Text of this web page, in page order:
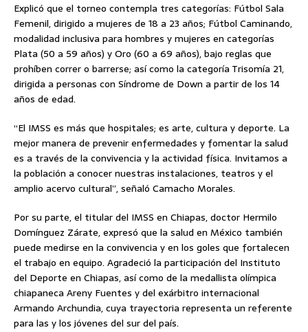
Explicó que el torneo contempla tres categorías: Fútbol Sala
Femenil, dirigido a mujeres de 18 a 23 años; Fútbol Caminando,
modalidad inclusiva para hombres y mujeres en categorías
Plata (50 a 59 años) y Oro (60 a 69 años), bajo reglas que
prohíben correr o barrerse; así como la categoría Trisomía 21,
dirigida a personas con Síndrome de Down a partir de los 14
años de edad.
“El IMSS es más que hospitales; es arte, cultura y deporte. La
mejor manera de prevenir enfermedades y fomentar la salud
es a través de la convivencia y la actividad física. Invitamos a
la población a conocer nuestras instalaciones, teatros y el
amplio acervo cultural”, señaló Camacho Morales.
Por su parte, el titular del IMSS en Chiapas, doctor Hermilo
Domínguez Zárate, expresó que la salud en México también
puede medirse en la convivencia y en los goles que fortalecen
el trabajo en equipo. Agradeció la participación del Instituto
del Deporte en Chiapas, así como de la medallista olímpica
chiapaneca Areny Fuentes y del exárbitro internacional
Armando Archundia, cuya trayectoria representa un referente
para las y los jóvenes del sur del país.